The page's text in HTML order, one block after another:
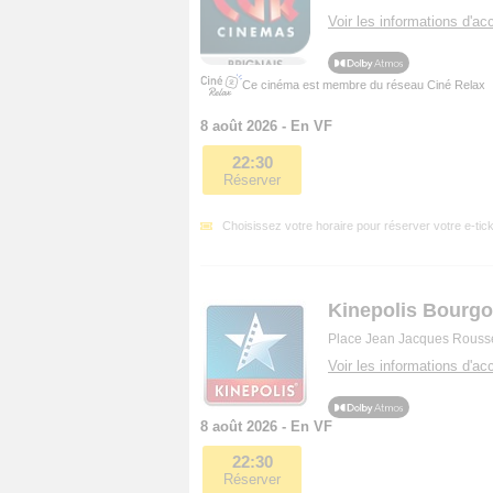
Voir les informations
Ce cinéma est membre du réseau Ciné Relax
8 août 2026 - En VF
22:30
Réserver
Choisissez votre horaire pour réserver votre e-
Kinepolis
Place Jean Jacques
Voir les informations
8 août 2026 - En VF
22:30
Réserver